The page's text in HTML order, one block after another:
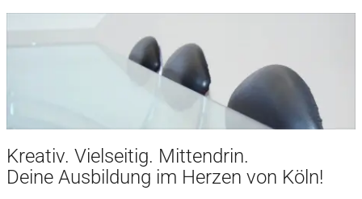
Kreativ. Vielseitig. Mittendrin.
Deine Ausbildung im Herzen von Köln!